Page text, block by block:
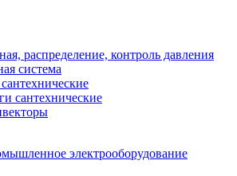
распределение, контроль давления
система
сантехнические
электрооборудование